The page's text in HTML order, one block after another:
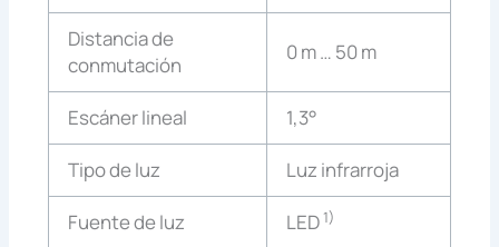
Distancia de
conmutación
0 m … 50 m
Escáner lineal 1,3°
Tipo de luz Luz infrarroja
Fuente de luz LED1)